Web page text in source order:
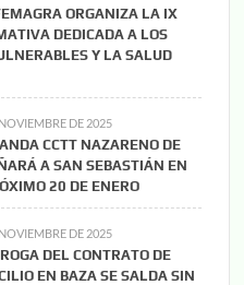
ORGANIZA LA IX
DEDICADA A LOS
Y LA SALUD
DE 2025
CCTT NAZARENO DE
A SAN SEBASTIÁN EN
20 DE ENERO
DE 2025
DEL CONTRATO DE
EN BAZA SE SALDA SIN